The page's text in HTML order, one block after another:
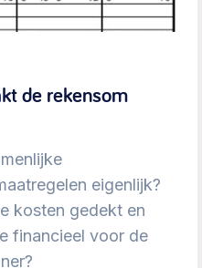
030 231
de rekensom
eigenlijk?
kosten gedekt en
financieel voor de